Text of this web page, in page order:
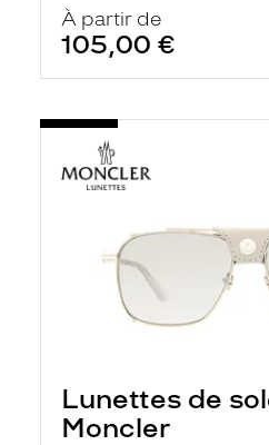
À partir de
105,00 €
Lunettes de
Moncler